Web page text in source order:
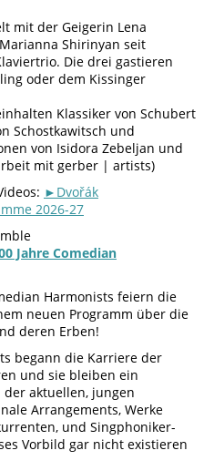
mit der Geigerin Lena
Shirinyan seit
Die drei gastieren
oder dem Kissinger
Klassiker von Schubert
Schostkawitsch und
von Isidora Zebeljan und
mit gerber | artists)
►Dvořák
2026-27
Jahre Comedian
Harmonists feiern die
neuen Programm über die
deren Erben!
begann die Karriere der
und sie bleiben ein
aktuellen, jungen
Arrangements, Werke
und Singphoniker-
Vorbild gar nicht existieren